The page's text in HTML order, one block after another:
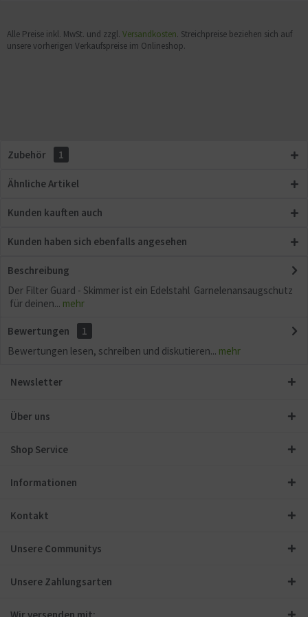
Alle Preise inkl. MwSt. und zzgl. Versandkosten. Streichpreise beziehen sich auf
unsere vorherigen Verkaufspreise im Onlineshop.
Zubehör 1
Ähnliche Artikel
Kunden kauften auch
Kunden haben sich ebenfalls angesehen
Beschreibung
Der Filter Guard - Skimmer ist ein Edelstahl Garnelenansaugschutz
für deinen... mehr
Bewertungen
1
Bewertungen lesen, schreiben und diskutieren... mehr
Newsletter
Über uns
Shop Service
Informationen
Kontakt
Unsere Communitys
Unsere Zahlungsarten